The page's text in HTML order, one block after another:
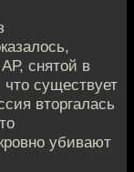
снятой в
что существует
вторгалась
убивают